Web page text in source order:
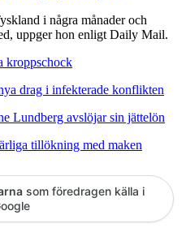
i några månader och
uppger hon enligt Daily Mail.
kroppschock
drag i infekterade konflikten
Lundberg avslöjar sin jättelön
tillökning med maken
som föredragen källa i